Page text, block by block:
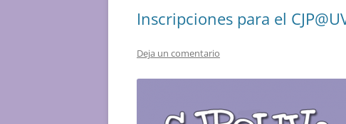
Inscripciones para el
Deja un comentario